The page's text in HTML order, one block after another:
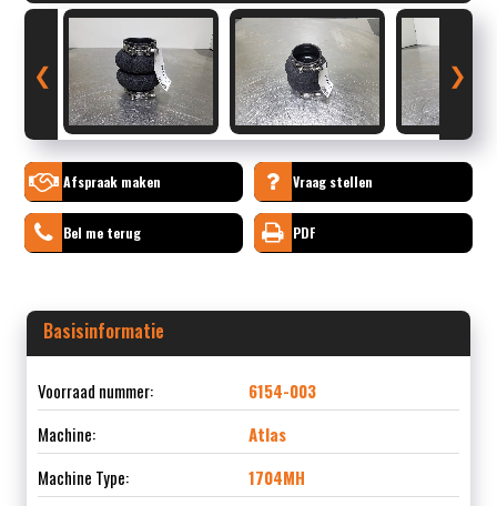
❮ ❯
Afspraak maken Vraag stellen
Bel me terug PDF
Basisinformatie
Voorraad nummer:
6154-003
Machine:
Atlas
Machine Type:
1704MH